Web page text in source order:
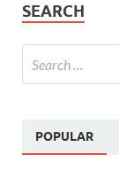
SEARCH
POPULAR